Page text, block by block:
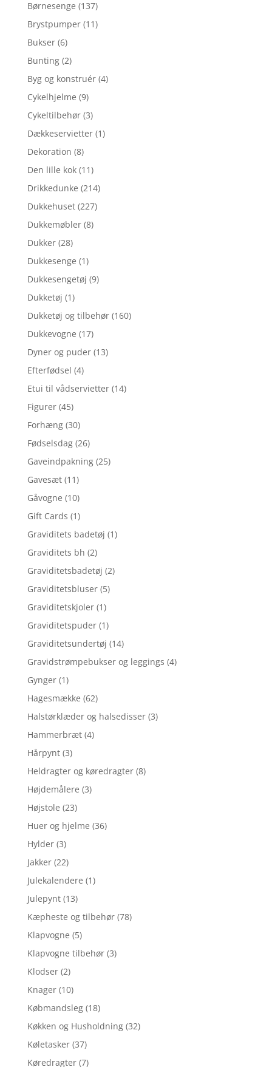
Børnesenge (137)
Brystpumper (11)
Bukser (6)
Bunting (2)
Byg og konstruér (4)
Cykelhjelme (9)
Cykeltilbehør (3)
Dækkeservietter (1)
Dekoration (8)
Den lille kok (11)
Drikkedunke (214)
Dukkehuset (227)
Dukkemøbler (8)
Dukker (28)
Dukkesenge (1)
Dukkesengetøj (9)
Dukketøj (1)
Dukketøj og tilbehør (160)
Dukkevogne (17)
Dyner og puder (13)
Efterfødsel (4)
Etui til vådservietter (14)
Figurer (45)
Forhæng (30)
Fødselsdag (26)
Gaveindpakning (25)
Gavesæt (11)
Gåvogne (10)
Gift Cards (1)
Graviditets badetøj (1)
Graviditets bh (2)
Graviditetsbadetøj (2)
Graviditetsbluser (5)
Graviditetskjoler (1)
Graviditetspuder (1)
Graviditetsundertøj (14)
Gravidstrømpebukser og leggings (4)
Gynger (1)
Hagesmække (62)
Halstørklæder og halsedisser (3)
Hammerbræt (4)
Hårpynt (3)
Heldragter og køredragter (8)
Højdemålere (3)
Højstole (23)
Huer og hjelme (36)
Hylder (3)
Jakker (22)
Julekalendere (1)
Julepynt (13)
Kæpheste og tilbehør (78)
Klapvogne (5)
Klapvogne tilbehør (3)
Klodser (2)
Knager (10)
Købmandsleg (18)
Køkken og Husholdning (32)
Køletasker (37)
Køredragter (7)